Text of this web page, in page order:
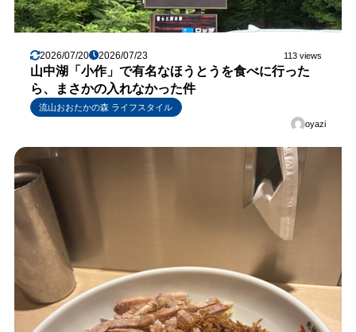
2026/07/20 2026/07/23 113 views
山中湖「小作」で有名なほうとうを食べに行った
ら、まさかの入れなかった件
流山おおたかの森 ライフスタイル
oyazi